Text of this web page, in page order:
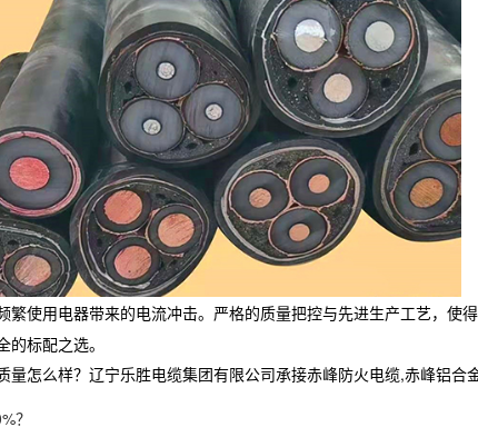
使用电器带来的电流冲击。严格的质量把控与先进生产工艺，使
标配之选。
怎么样？辽宁乐胜电缆集团有限公司承接赤峰防火电缆,赤峰铝
？